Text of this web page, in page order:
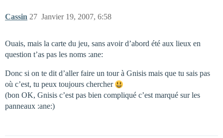
Cassin Janvier 19, 2007, 6:58
27
Ouais, mais la carte du jeu, sans avoir d’abord été aux lieux en
question t’as pas les noms :ane:
Donc si on te dit d’aller faire un tour à Gnisis mais que tu sais pas
où c’est, tu peux toujours chercher
(bon OK, Gnisis c’est pas bien compliqué c’est marqué sur les
panneaux :ane:)